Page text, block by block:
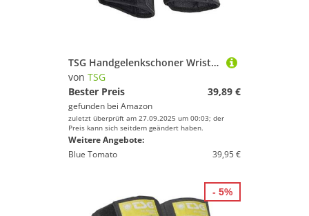
TSG Handgelenkschoner Wristguard Professional Schützer, Black, S
von TSG
Bester Preis
39,89 €
gefunden bei Amazon
zuletzt überprüft am 27.09.2025 um 00:03; der
Preis kann sich seitdem geändert haben.
Weitere Angebote:
Blue Tomato
39,95 €
- 5%